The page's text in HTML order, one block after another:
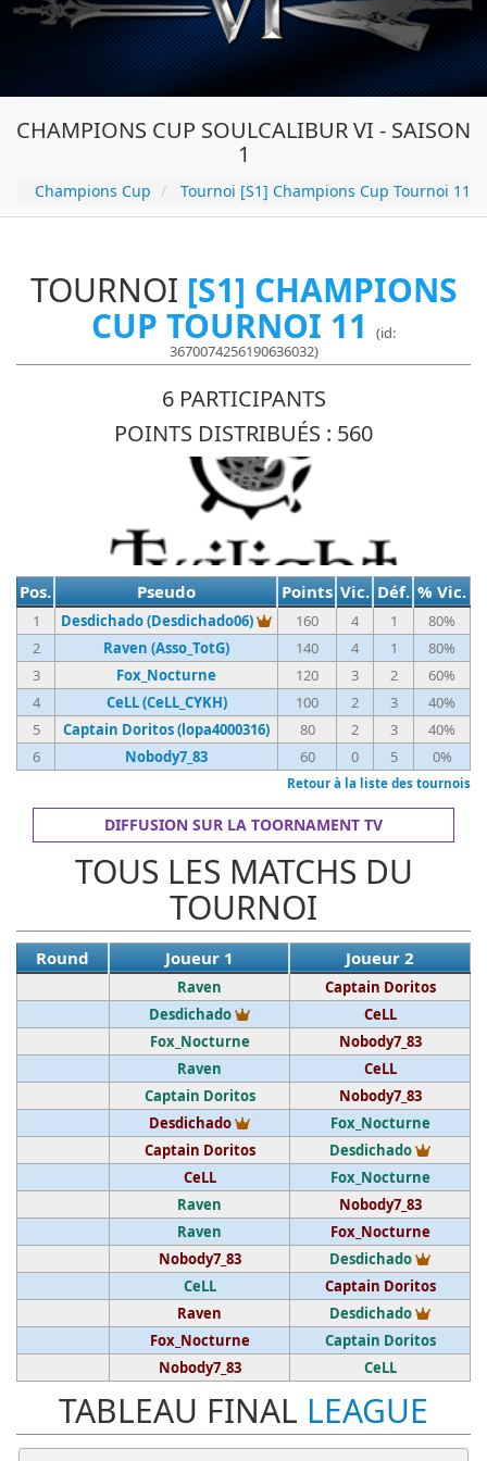
CHAMPIONS CUP SOULCALIBUR VI - SAISON
1
Champions Cup Tournoi [S1] Champions Cup Tournoi 11
TOURNOI [S1] CHAMPIONS
CUP TOURNOI 11
(id:
3670074256190636032)
6 PARTICIPANTS
POINTS DISTRIBUÉS : 560
Pos. Pseudo Points Vic. Déf. % Vic.
1 Desdichado (Desdichado06) Vainqueur du tournoi
160 4 1
80%
2
Raven (Asso_TotG) 140 4 1
80%
3
Fox_Nocturne 120 3 2
60%
4
CeLL (CeLL_CYKH) 100 2 3
40%
5
Captain Doritos (lopa4000316) 80 2 3
40%
6
Nobody7_83 60 0 5 0%
Retour à la liste des tournois
DIFFUSION SUR LA TOORNAMENT TV
TOUS LES MATCHS DU
TOURNOI
Round Joueur 1 Joueur 2
Raven
Captain Doritos
Desdichado
Vainqueur du tournoi
CeLL
Fox_Nocturne
Nobody7_83
Raven
CeLL
Captain Doritos
Nobody7_83
Desdichado
Vainqueur du tournoi
Fox_Nocturne
Captain Doritos
Desdichado
CeLL
Fox_Nocturne
Raven
Nobody7_83
Raven
Fox_Nocturne
Nobody7_83
Desdichado
CeLL
Captain Doritos
Raven
Desdichado
Fox_Nocturne
Captain Doritos
Nobody7_83
CeLL
TABLEAU FINAL LEAGUE